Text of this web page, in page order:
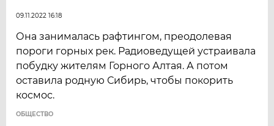
09.11.2022 16:18
Она занималась рафтингом, преодолевая
пороги горных рек. Радиоведущей устраивала
побудку жителям Горного Алтая. А потом
оставила родную Сибирь, чтобы покорить
космос.
ОБЩЕСТВО